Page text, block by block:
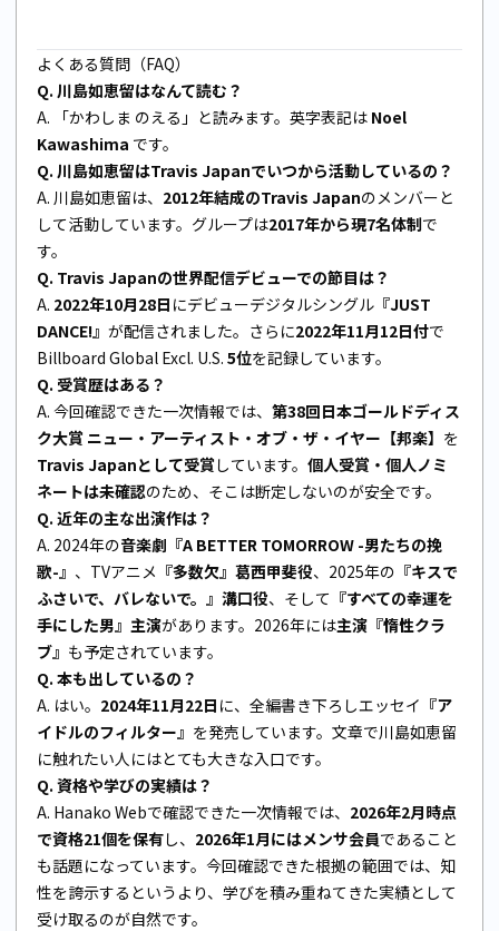
よくある質問（FAQ）
Q. 川島如恵留はなんて読む？
A. 「かわしま のえる」と読みます。英字表記は Noel
Kawashima です。
Q. 川島如恵留はTravis Japanでいつから活動しているの？
A. 川島如恵留は、 2012年結成のTravis Japanのメンバーと
して活動しています。グループは2017年から現7名体制で
す。
Q. Travis Japanの世界配信デビューでの節目は？
A. 2022年10月28日 にデビューデジタルシングル 『JUST
DANCE!』 が配信されました。さらに2022年11月12日付で
Billboard Global Excl. U.S. 5位を記録しています。
Q. 受賞歴はある？
A. 今回確認できた一次情報では、 第38回日本ゴールドディス
ク大賞 ニュー・アーティスト・オブ・ザ・イヤー【邦楽】 を
Travis Japanとして受賞 しています。 個人受賞・個人ノミ
ネートは未確認のため、そこは断定しないのが安全です。
Q. 近年の主な出演作は？
A. 2024年の音楽劇『A BETTER TOMORROW -男たちの挽
歌-』 、TVアニメ 『多数欠』葛西甲斐役、2025年の 『キスで
ふさいで、バレないで。』溝口役、そして 『すべての幸運を
手にした男』主演があります。2026年には主演『惰性クラ
ブ』 も予定されています。
Q. 本も出しているの？
A. はい。 2024年11月22日 に、全編書き下ろしエッセイ 『ア
イドルのフィルター』 を発売しています。文章で川島如恵留
に触れたい人にはとても大きな入口です。
Q. 資格や学びの実績は？
A. Hanako Webで確認できた一次情報では、 2026年2月時点
で資格21個を保有し、 2026年1月にはメンサ会員であること
も話題になっています。今回確認できた根拠の範囲では、知
性を誇示するというより、学びを積み重ねてきた実績として
受け取るのが自然です。